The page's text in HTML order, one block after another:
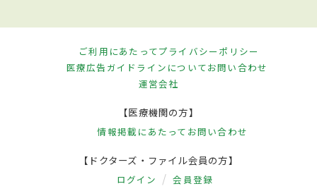
ご利用にあたってプライバシーポリシー
医療広告ガイドラインについてお問い合わせ
運営会社
【医療機関の方】
情報掲載にあたって お問い合わせ
【ドクターズ・ファイル会員の方】
ログイン 会員登録